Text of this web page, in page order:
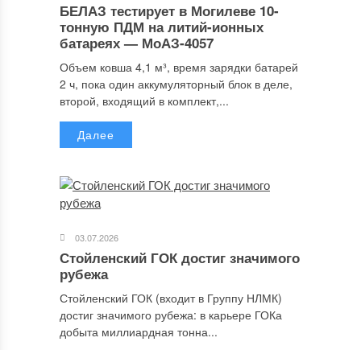
БЕЛАЗ тестирует в Могилеве 10-
тонную ПДМ на литий-ионных
батареях — МоАЗ-4057
Объем ковша 4,1 м³, время зарядки батарей
2 ч, пока один аккумуляторный блок в деле,
второй, входящий в комплект,...
Далее
03.07.2026
Стойленский ГОК достиг значимого
рубежа
Стойленский ГОК (входит в Группу НЛМК)
достиг значимого рубежа: в карьере ГОКа
добыта миллиардная тонна...